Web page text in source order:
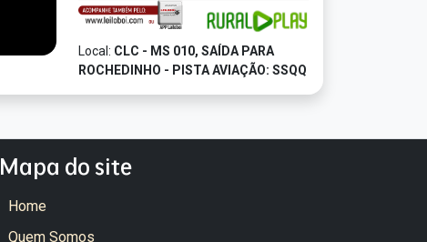
Local: CLC - MS 010, SAÍDA PARA
ROCHEDINHO - PISTA AVIAÇÃO: SSQQ
Mapa do site
Home
Quem Somos